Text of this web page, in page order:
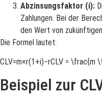
Abzinsungsfaktor (i):
Zahlungen. Bei der
den Wert von
Die Formel lautet:
CLV=m×r(1+i)−rCLV = \frac{m
Beispiel zur